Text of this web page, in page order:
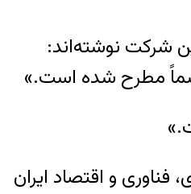
شرکت نوشته‌‌اند:
رسماً مطرح شده است.»
و اقتصاد ایران